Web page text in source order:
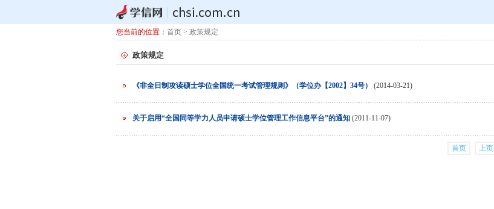
您当前的位置： 首页 > 政策规定
政策规定
《非全日制攻读硕士学位全国统一考试管理规则》（学位办【2002】34号） (2014-03-21)
关于启用“全国同等学力人员申请硕士学位管理工作信息平台”的通知 (2011-11-07)
首页 上页